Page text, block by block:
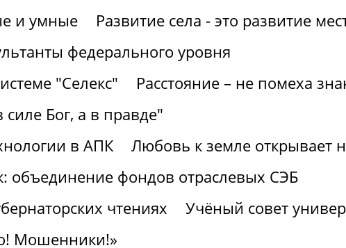
и умные
Развитие села - это развитие
федерального уровня
"Селекс"
Расстояние – не помеха
силе Бог, а в правде"
в АПК
Любовь к земле открывает
объединение фондов отраслевых СЭБ
чтениях
Учёный совет
Мошенники!»